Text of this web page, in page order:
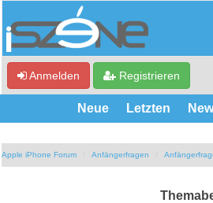
Anmelden Registrieren
Neue Letzten
Apple iPhone Forum Anfängerfragen